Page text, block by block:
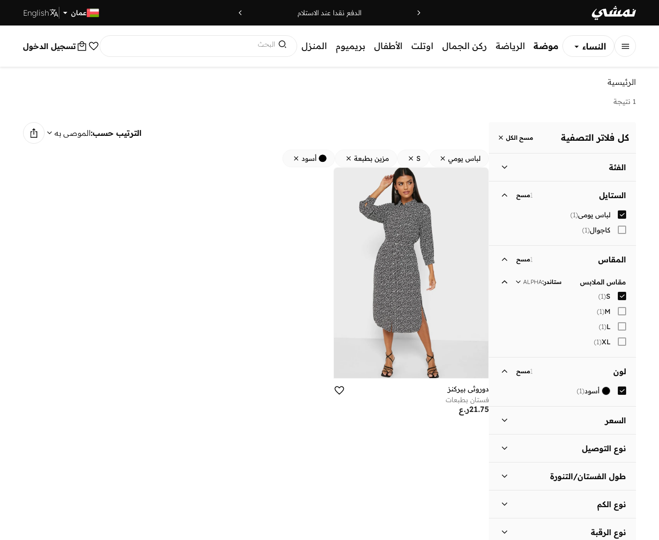
الدفع نقدا عند الاستلام عمان English
النساء
موضة الرياضة ركن الجمال اوتلت الأطفال بريميوم المنزل البحث تسجيل الدخول
الرئيسية
1 نتيجة
كل فلاتر التصفية مسح الكل
الفئة
نساء
الستايل 1مسح
لباس يومي(
1
)
كاجوال(
1
)
المقاس 1مسح
مقاس الملابس ستاندر:
ALPHA
S
(
1
)
M
(
1
)
L
(
1
)
XL
(
1
)
لون 1مسح
أسود(
1
)
السعر
ر.ع
انطلق
نوع التوصيل
طول الفستان/التنورة
نوع الكم
نوع الرقبة
الترتيب حسب:الموصى به
لباس يومي S مزين بطبعة أسود
دوروثي بيركنز
فستان بطبعات
ر.ع21.75